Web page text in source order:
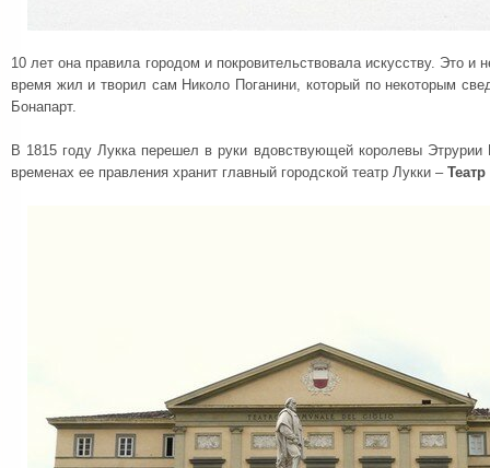
10 лет она правила городом и покровительствовала искусству. Это и
время жил и творил сам Николо Поганини, который по некоторым
Бонапарт.
В 1815 году Лукка перешел в руки вдовствующей королевы
временах ее правления хранит главный городской театр Лукки –